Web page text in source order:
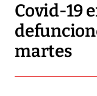
Covid-19
martes